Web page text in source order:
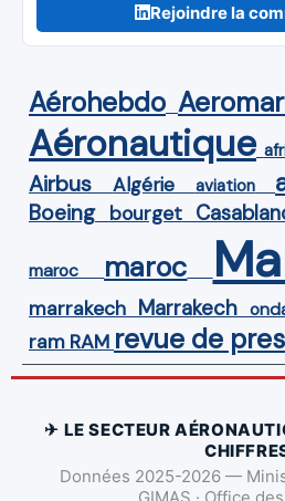
Rejoindre la
Aérohebdo
Aéronautique
Airbus Algérie aviation
Boeing bourget
maroc maroc
marrakech Marrakech
ram RAM revue de
✈ LE SECTEUR
Données 2025-2026 —
GIMAS · Office